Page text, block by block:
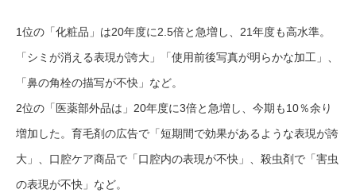
1位の「化粧品」は20年度に2.5倍と急増し、21年度も高水準。
「シミが消える表現が誇大」「使用前後写真が明らかな加工」、
「鼻の角栓の描写が不快」など。
2位の「医薬部外品は」20年度に3倍と急増し、今期も10％余り
増加した。育毛剤の広告で「短期間で効果があるような表現が誇
大」、口腔ケア商品で「口腔内の表現が不快」、殺虫剤で「害虫
の表現が不快」など。